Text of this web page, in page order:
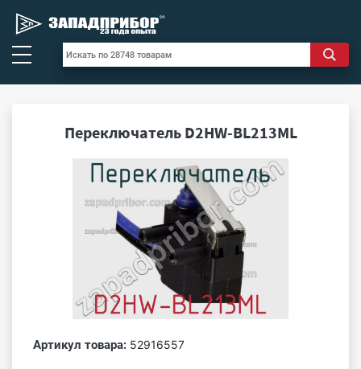
Переключатель D2HW-BL213ML
Артикул товара: 52916557